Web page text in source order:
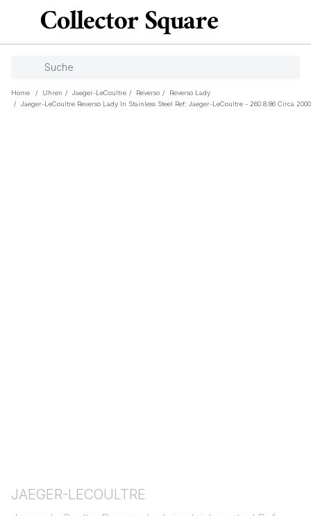
Home / Uhren / Jaeger-LeCoultre / Reverso /
Reverso Lady
/
Jaeger-LeCoultre Reverso Lady In Stainless Steel Ref: Jaeger-LeCoultre - 260.8.86 Circa 2000
JAEGER-LECOULTRE